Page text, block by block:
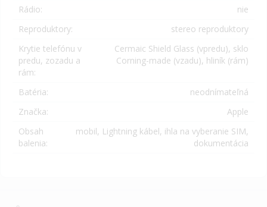
Rádio:
nie
Reproduktory:
stereo reproduktory
Krytie telefónu v
predu, zozadu a
rám:
Cermaic Shield Glass (vpredu), sklo
Corning-made (vzadu), hliník (rám)
Batéria:
neodnímateľná
Značka:
Apple
Obsah
balenia:
mobil, Lightning kábel, ihla na vyberanie SIM,
dokumentácia